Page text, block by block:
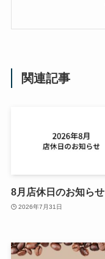
関連記事
8月店休日のお知らせ
2026年7月31日